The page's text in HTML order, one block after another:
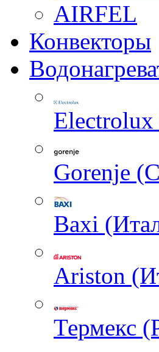
AIRFEL
Конвекторы
Gorenje
Baxi
Ariston
Термекс